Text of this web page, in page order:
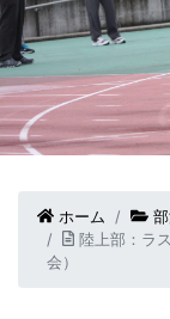
ホーム
部
陸上部：ラ
会）